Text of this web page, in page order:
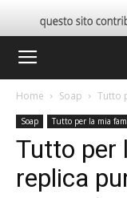
Home Soap Tutto
Soap Tutto per la mia
Tutto per
replica